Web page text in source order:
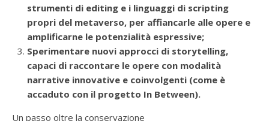
strumenti di editing e i linguaggi di scripting
propri del metaverso, per affiancarle alle opere e
amplificarne le potenzialità espressive;
Sperimentare nuovi approcci di storytelling,
capaci di raccontare le opere con modalità
narrative innovative e coinvolgenti (come è
accaduto con il progetto In Between).
Un passo oltre la conservazione